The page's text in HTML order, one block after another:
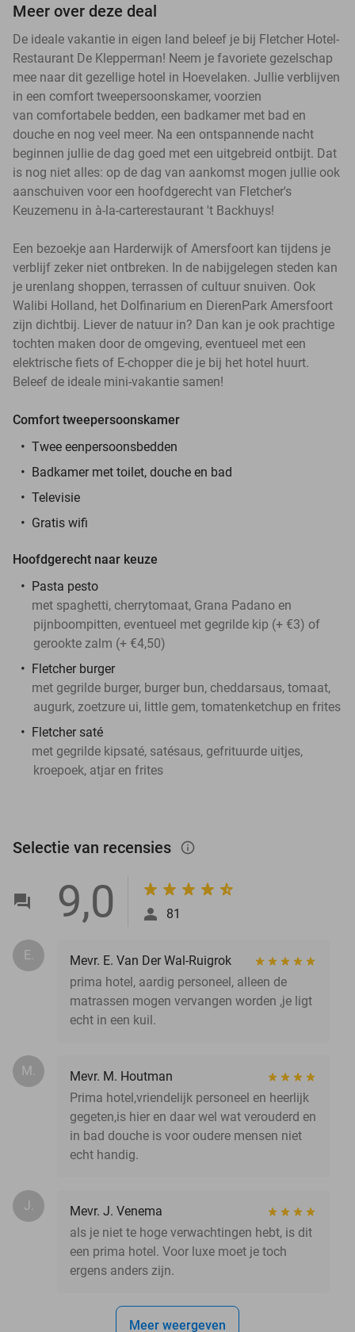
Meer over deze deal
De ideale vakantie in eigen land beleef je bij Fletcher Hotel-
Restaurant De Klepperman! Neem je favoriete gezelschap
mee naar dit gezellige hotel in Hoevelaken. Jullie verblijven
in een comfort tweepersoonskamer, voorzien
van comfortabele bedden, een badkamer met bad en
douche en nog veel meer. Na een ontspannende nacht
beginnen jullie de dag goed met een uitgebreid ontbijt. Dat
is nog niet alles: op de dag van aankomst mogen jullie ook
aanschuiven voor een hoofdgerecht van Fletcher's
Keuzemenu in à-la-carterestaurant 't Backhuys!
Een bezoekje aan Harderwijk of Amersfoort kan tijdens je
verblijf zeker niet ontbreken. In de nabijgelegen steden kan
je urenlang shoppen, terrassen of cultuur snuiven. Ook
Walibi Holland, het Dolfinarium en DierenPark Amersfoort
zijn dichtbij. Liever de natuur in? Dan kan je ook prachtige
tochten maken door de omgeving, eventueel met een
elektrische fiets of E-chopper die je bij het hotel huurt.
Beleef de ideale mini-vakantie samen!
Comfort tweepersoonskamer
Twee eenpersoonsbedden
Badkamer met toilet, douche en bad
Televisie
Gratis wifi
Hoofdgerecht naar keuze
Pasta pesto
met spaghetti, cherrytomaat, Grana Padano en
pijnboompitten, eventueel met gegrilde kip (+ €3) of
gerookte zalm (+ €4,50)
Fletcher burger
met gegrilde burger, burger bun, cheddarsaus, tomaat,
augurk, zoetzure ui, little gem, tomatenketchup en frites
Fletcher saté
met gegrilde kipsaté, satésaus, gefrituurde uitjes,
kroepoek, atjar en frites
Selectie van recensies info_outlined
9,0 81
E.
Mevr. E. Van Der Wal-Ruigrok
prima hotel, aardig personeel, alleen de
matrassen mogen vervangen worden ,je ligt
echt in een kuil.
M.
Mevr. M. Houtman
Prima hotel,vriendelijk personeel en heerlijk
gegeten,is hier en daar wel wat verouderd en
in bad douche is voor oudere mensen niet
echt handig.
J.
Mevr. J. Venema
als je niet te hoge verwachtingen hebt, is dit
een prima hotel. Voor luxe moet je toch
ergens anders zijn.
Meer weergeven